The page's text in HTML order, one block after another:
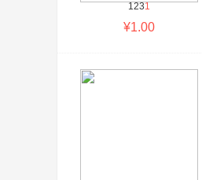
1231
¥1.00